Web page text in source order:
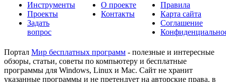
Инструменты
Проекты
Задать
вопрос
О проекте
Контакты
Правила
Карта сайта
Соглашение
Портал Мир бесплатных программ - полезные и интересные
обзоры, статьи, советы по компьютеру и бесплатные
программы для Windows, Linux и Mac. Сайт не хранит
указанные программы и не претендует на авторские права, в